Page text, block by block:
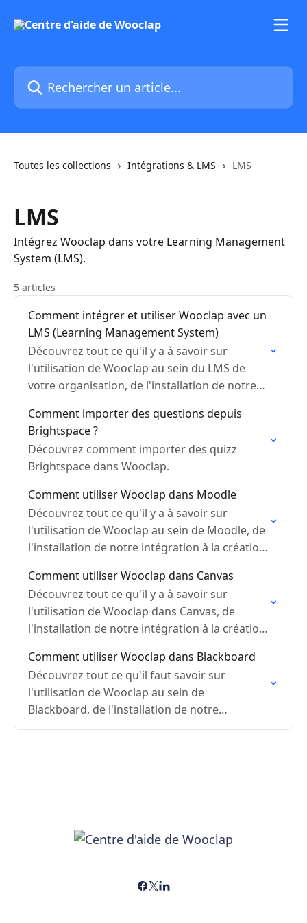
Rechercher un article...
Toutes les collections Intégrations & LMS LMS
LMS
Intégrez Wooclap dans votre Learning Management
System (LMS).
5 articles
Comment intégrer et utiliser Wooclap avec un
LMS (Learning Management System)
Découvrez tout ce qu'il y a à savoir sur
l'utilisation de Wooclap au sein du LMS de
votre organisation, de l'installation de notre
Comment importer des questions depuis
Brightspace ?
Découvrez comment importer des quizz
Brightspace dans Wooclap.
Comment utiliser Wooclap dans Moodle
Découvrez tout ce qu'il y a à savoir sur
l'utilisation de Wooclap au sein de Moodle, de
l'installation de notre intégration à la création
Comment utiliser Wooclap dans Canvas
Découvrez tout ce qu'il y a à savoir sur
l'utilisation de Wooclap dans Canvas, de
l'installation de notre intégration à la création
synchronisation des…
Comment utiliser Wooclap dans Blackboard
Découvrez tout ce qu'il faut savoir sur
l'utilisation de Wooclap au sein de
Blackboard, de l'installation de notre
intégration à la création d'un événement et à